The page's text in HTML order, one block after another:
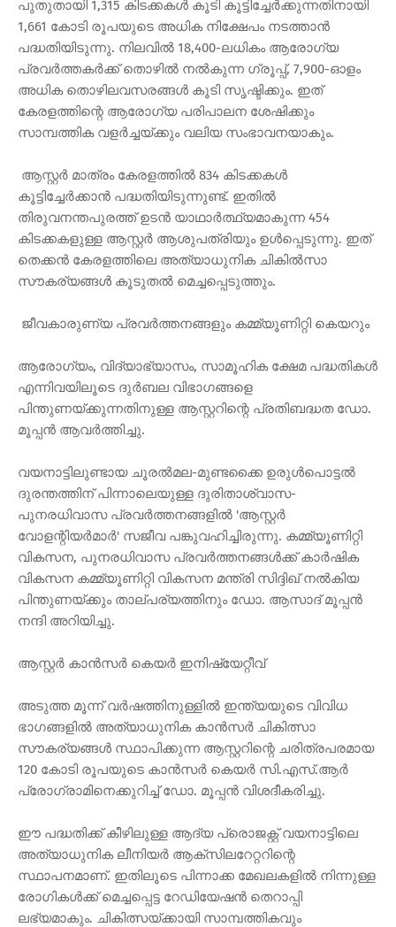
പുതുതായി 1,315 കിടക്കകൾ കൂടി കൂട്ടിച്ചേർക്കുന്നതിനായി
1,661 കോടി രൂപയുടെ അധിക നിക്ഷേപം നടത്താൻ
പദ്ധതിയിടുന്നു. നിലവിൽ 18,400-ലധികം ആരോഗ്യ
പ്രവർത്തകർക്ക് തൊഴിൽ നൽകുന്ന ഗ്രൂപ്പ്, 7,900-ഓളം
അധിക തൊഴിലവസരങ്ങൾ കൂടി സൃഷ്ടിക്കും. ഇത്
കേരളത്തിന്റെ ആരോഗ്യ പരിപാലന ശേഷിക്കും
സാമ്പത്തിക വളർച്ചയ്ക്കും വലിയ സംഭാവനയാകും.
ആസ്റ്റർ മാത്രം കേരളത്തിൽ 834 കിടക്കകൾ
കൂട്ടിച്ചേർക്കാൻ പദ്ധതിയിടുന്നുണ്ട്. ഇതിൽ
തിരുവനന്തപുരത്ത് ഉടൻ യാഥാർത്ഥ്യമാകുന്ന 454
കിടക്കകളുള്ള ആസ്റ്റർ ആശുപത്രിയും ഉൾപ്പെടുന്നു. ഇത്
തെക്കൻ കേരളത്തിലെ അത്യാധുനിക ചികിൽസാ
സൗകര്യങ്ങൾ കൂടുതൽ മെച്ചപ്പെടുത്തും.
ജീവകാരുണ്യ പ്രവർത്തനങ്ങളും കമ്മ്യൂണിറ്റി കെയറും
ആരോഗ്യം, വിദ്യാഭ്യാസം, സാമൂഹിക ക്ഷേമ പദ്ധതികൾ
എന്നിവയിലൂടെ ദുർബല വിഭാഗങ്ങളെ
പിന്തുണയ്ക്കുന്നതിനുള്ള ആസ്റ്ററിന്റെ പ്രതിബദ്ധത ഡോ.
മൂപ്പൻ ആവർത്തിച്ചു.
വയനാട്ടിലുണ്ടായ ചൂരൽമല-മുണ്ടക്കൈ ഉരുൾപൊട്ടൽ
ദുരന്തത്തിന് പിന്നാലെയുള്ള ദുരിതാശ്വാസ-
പുനരധിവാസ പ്രവർത്തനങ്ങളിൽ 'ആസ്റ്റർ
വോളന്റിയർമാർ' സജീവ പങ്കുവഹിച്ചിരുന്നു. കമ്മ്യൂണിറ്റി
വികസന, പുനരധിവാസ പ്രവർത്തനങ്ങൾക്ക് കാർഷിക
വികസന കമ്മ്യൂണിറ്റി വികസന മന്ത്രി സിദ്ദിഖ് നൽകിയ
പിന്തുണയ്ക്കും താല്പര്യത്തിനും ഡോ. ആസാദ് മൂപ്പൻ
നന്ദി അറിയിച്ചു.
ആസ്റ്റർ കാൻസർ കെയർ ഇനിഷ്യേറ്റീവ്
അടുത്ത മൂന്ന് വർഷത്തിനുള്ളിൽ ഇന്ത്യയുടെ വിവിധ
ഭാഗങ്ങളിൽ അത്യാധുനിക കാൻസർ ചികിത്സാ
സൗകര്യങ്ങൾ സ്ഥാപിക്കുന്ന ആസ്റ്ററിന്റെ ചരിത്രപരമായ
120 കോടി രൂപയുടെ കാൻസർ കെയർ സി.എസ്.ആർ
പ്രോഗ്രാമിനെക്കുറിച്ച് ഡോ. മൂപ്പൻ വിശദീകരിച്ചു.
ഈ പദ്ധതിക്ക് കീഴിലുള്ള ആദ്യ പ്രൊജക്റ്റ് വയനാട്ടിലെ
അത്യാധുനിക ലീനിയർ ആക്സിലറേറ്ററിന്റെ
സ്ഥാപനമാണ്. ഇതിലൂടെ പിന്നാക്ക മേഖലകളിൽ നിന്നുള്ള
രോഗികൾക്ക് മെച്ചപ്പെട്ട റേഡിയേഷൻ തെറാപ്പി
ലഭ്യമാകും. ചികിത്സയ്ക്കായി സാമ്പത്തികവും